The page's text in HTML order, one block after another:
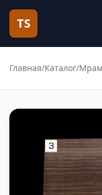
TS
Главная/Каталог/